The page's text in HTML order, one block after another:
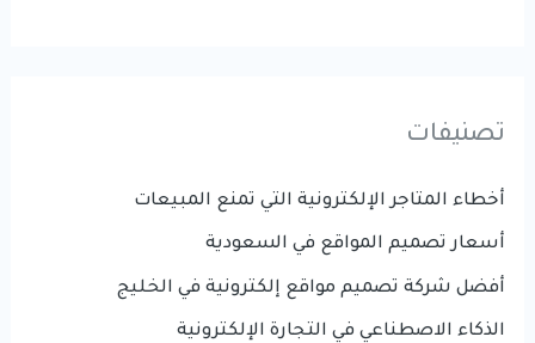
تصنيفات
أخطاء المتاجر الإلكترونية التي تمنع المبيعات
أسعار تصميم المواقع في السعودية
أفضل شركة تصميم مواقع إلكترونية في الخليج
الذكاء الاصطناعي في التجارة الإلكترونية